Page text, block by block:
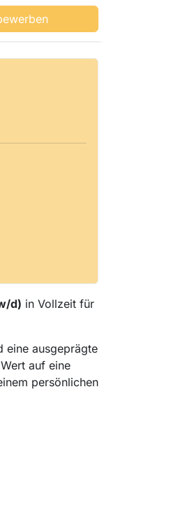
d) in Vollzeit für
eine ausgeprägte
auf eine
persönlichen